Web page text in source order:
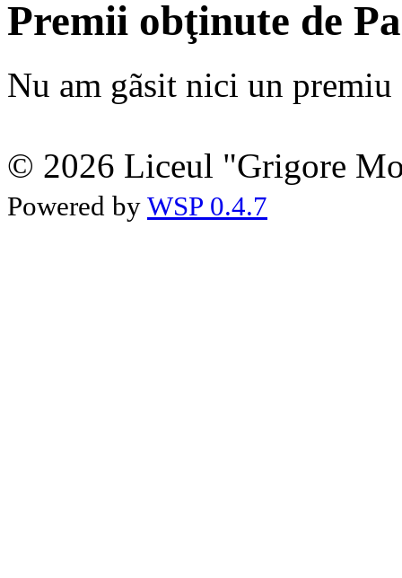
Premii obţinute de
Nu am gãsit nici un premiu
© 2026 Liceul "Grigore
Powered by WSP 0.4.7